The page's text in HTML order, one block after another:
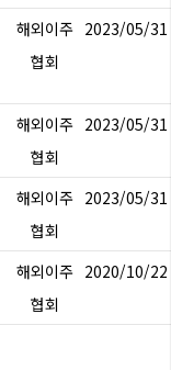
해외이주
협회
2023/05/31
해외이주
협회
2023/05/31
해외이주
협회
2023/05/31
해외이주
협회
2020/10/22